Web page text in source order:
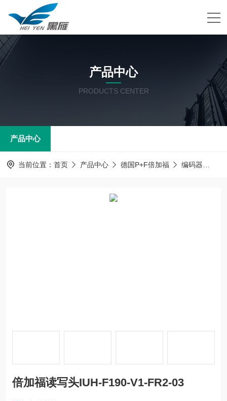
产品中心
PRODUCTS CENTER
产品中心
当前位置： 首页 产品中心 德国P+F倍加福 编码器
倍加福读写头IUH-F190-V1-FR2-03